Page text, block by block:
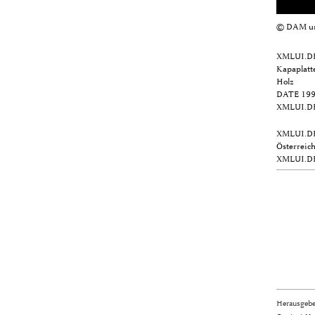
© DAM
Holz
DATE
Österreich